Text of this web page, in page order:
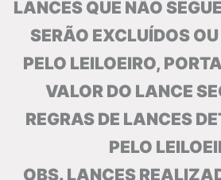
LANCES QUE NÃO
SERÃO EXCLUÍDOS
PELO LEILOEIRO,
VALOR DO LANCE
REGRAS DE LANCES
PELO
OBS. LANCES